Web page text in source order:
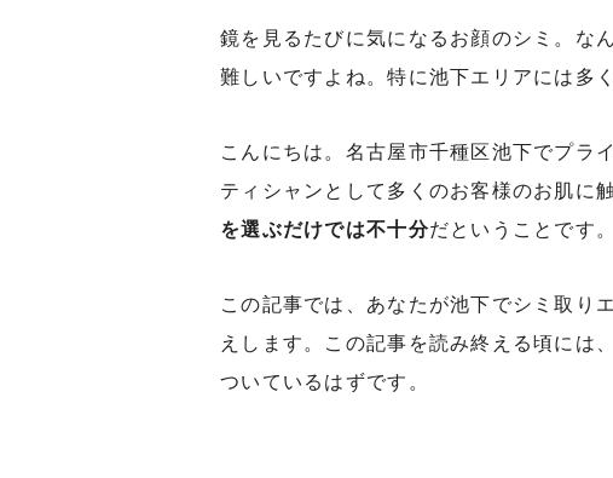
鏡を見るたびに気になるお顔のシミ。な
難しいですよね。特に池下エリアには多
こんにちは。名古屋市千種区池下でプ
ティシャンとして多くのお客様のお肌に
を選ぶだけでは不十分だということです。
この記事では、あなたが池下でシミ取り
えします。この記事を読み終える頃には
ついているはずです。